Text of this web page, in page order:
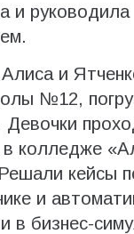
и руководила
и
№12,
Девочки
колледже
кейсы
и
в бизнес-